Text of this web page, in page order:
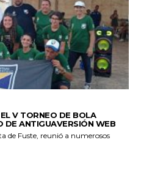
V TORNEO DE BOLA
DE ANTIGUAVERSIÓN WEB
de Fuste, reunió a numerosos